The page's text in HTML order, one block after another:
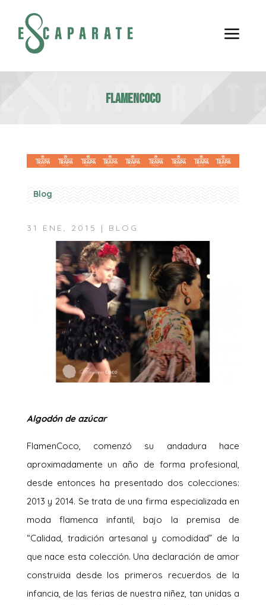
a
Flamencoco
Blog
31 ENE, 2015 | BLOG
Algodón de azúcar
FlamenCoco, comenzó su andadura hace
aproximadamente un año de forma profesional,
desde entonces ha presentado dos colecciones:
2013 y 2014. Se trata de una firma especializada en
moda flamenca infantil, bajo la premisa de
“Calidad, tradición artesanal y comodidad” de la
que nace esta colección. Una declaración de amor
construida desde los primeros recuerdos de la
infancia, de las ferias de nuestra niñez, tan unidas a